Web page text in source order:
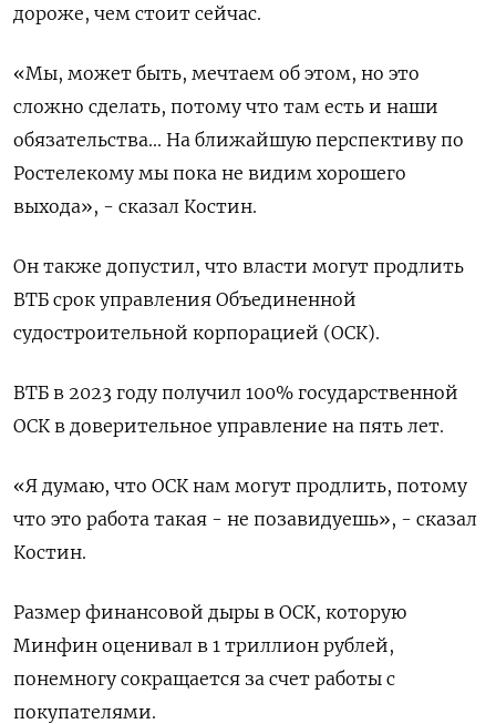
дороже, чем стоит сейчас.
«Мы, может быть, мечтаем об этом, но это
сложно сделать, потому что там есть и наши
обязательства... На ближайшую перспективу по
Ростелекому мы пока не видим хорошего
выхода», - сказал Костин.
Он также допустил, что власти могут продлить
ВТБ срок управления Объединенной
судостроительной корпорацией (ОСК).
ВТБ в 2023 году получил 100% государственной
ОСК в доверительное управление на пять лет.
«Я думаю, что ОСК нам могут продлить, потому
что это работа такая - не позавидуешь», - сказал
Костин.
Размер финансовой дыры в ОСК, которую
Минфин оценивал в 1 триллион рублей,
понемногу сокращается за счет работы с
покупателями.